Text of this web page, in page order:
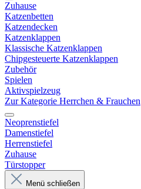
Zuhause
Katzenbetten
Katzendecken
Katzenklappen
Klassische Katzenklappen
Chipgesteuerte Katzenklappen
Zubehör
Spielen
Aktivspielzeug
Zur Kategorie Herrchen & Frauchen
Neoprenstiefel
Damenstiefel
Herrenstiefel
Zuhause
Türstopper
Menü schließen